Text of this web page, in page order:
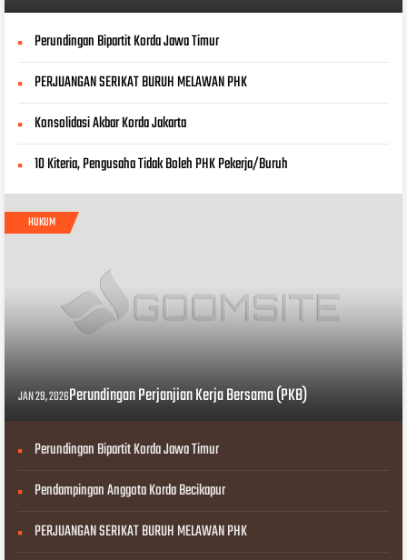
Perundingan Bipartit Korda Jawa Timur
PERJUANGAN SERIKAT BURUH MELAWAN PHK
Konsolidasi Akbar Korda Jakarta
10 Kiteria, Pengusaha Tidak Boleh PHK Pekerja/Buruh
HUKUM
JAN 29, 2026Perundingan Perjanjian Kerja Bersama (PKB)
Perundingan Bipartit Korda Jawa Timur
Pendampingan Anggota Korda Becikapur
PERJUANGAN SERIKAT BURUH MELAWAN PHK